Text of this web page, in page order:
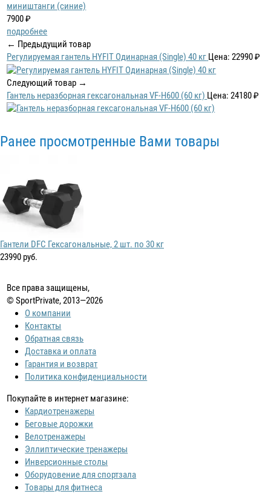
миништанги (синие)
7900 ₽
подробнее
← Предыдущий товар
Регулируемая гантель HYFIT Одинарная (Single) 40 кг Цена: 22990 ₽
Следующий товар →
Гантель неразборная гексагональная VF-H600 (60 кг) Цена: 24180 ₽
Ранее просмотренные Вами товары
Гантели DFC Гексагональные, 2 шт. по 30 кг
23990 руб.
Все права защищены,
© SportPrivate, 2013—2026
О компании
Контакты
Обратная связь
Доставка и оплата
Гарантия и возврат
Политика конфиденциальности
Покупайте в интернет магазине:
Кардиотренажеры
Беговые дорожки
Велотренажеры
Эллиптические тренажеры
Инверсионные столы
Оборудовение для спортзала
Товары для фитнеса